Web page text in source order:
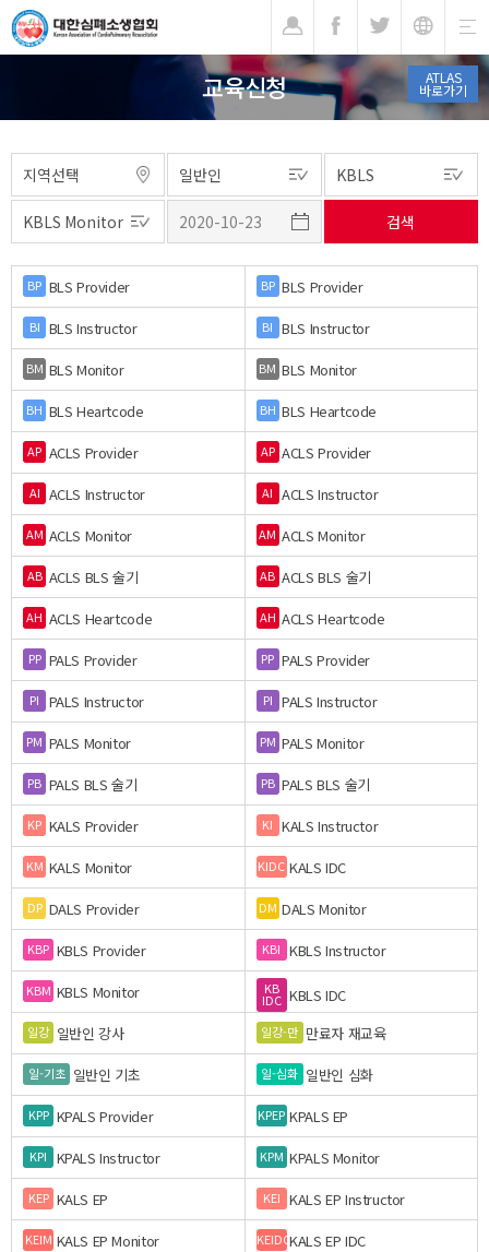
ATLAS
바로가기
교육신청
BP BLS Provider BP BLS Provider
BI BLS Instructor BI BLS Instructor
BM BLS Monitor BM BLS Monitor
BH BLS Heartcode BH BLS Heartcode
AP ACLS Provider AP ACLS Provider
AI ACLS Instructor AI ACLS Instructor
AM ACLS Monitor AM ACLS Monitor
AB ACLS BLS 술기 AB ACLS BLS 술기
AH ACLS Heartcode AH ACLS Heartcode
PP PALS Provider PP PALS Provider
PI PALS Instructor PI PALS Instructor
PM PALS Monitor PM PALS Monitor
PB PALS BLS 술기 PB PALS BLS 술기
KP KALS Provider KI KALS Instructor
KM KALS Monitor KIDC KALS IDC
DP DALS Provider DM DALS Monitor
KBP KBLS Provider KBI KBLS Instructor
KBM KBLS Monitor KB
IDC KBLS IDC
일강 일반인 강사 일강-만 만료자 재교육
일-기초 일반인 기초 일-심화 일반인 심화
KPP KPALS Provider KPEP KPALS EP
KPI KPALS Instructor KPM KPALS Monitor
KEP KALS EP KEI KALS EP Instructor
KEIM KALS EP Monitor KEIDCKALS EP IDC